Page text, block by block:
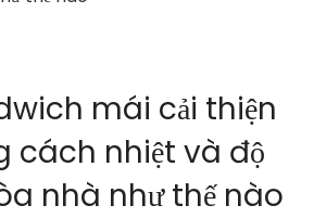
mái cải thiện
cách nhiệt và độ
nhà như thế nào